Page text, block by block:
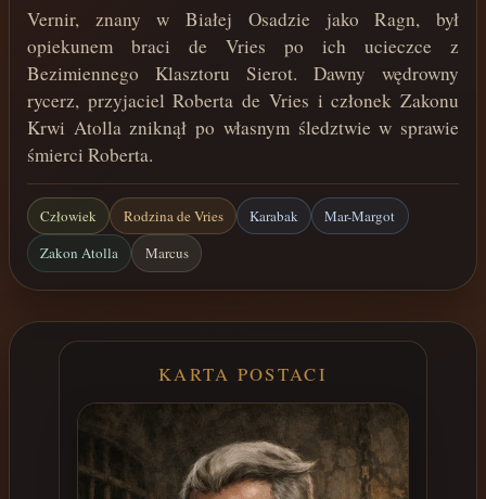
Vernir, znany w Białej Osadzie jako Ragn, był
opiekunem braci de Vries po ich ucieczce z
Bezimiennego Klasztoru Sierot. Dawny wędrowny
rycerz, przyjaciel Roberta de Vries i członek Zakonu
Krwi Atolla zniknął po własnym śledztwie w sprawie
śmierci Roberta.
Człowiek Rodzina de Vries Karabak
Mar-Margot
Zakon Atolla
Marcus
KARTA POSTACI